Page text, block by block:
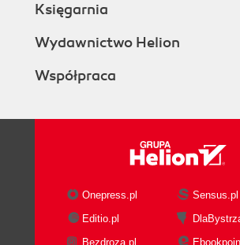
Księgarnia
Wydawnictwo Helion
Współpraca
Onepress.pl
Sensus.pl
Editio.pl
Bezdroza.pl